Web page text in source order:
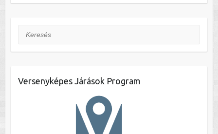
Keresés
Versenyképes Járások Program